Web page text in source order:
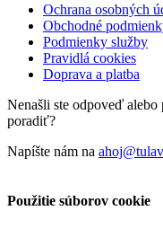
Ochrana osobných
Obchodné
Podmienky služby
Pravidlá cookies
Doprava a platba
Nenašli ste odpoveď
poradiť?
Napíšte nám na
Použitie súborov cookie